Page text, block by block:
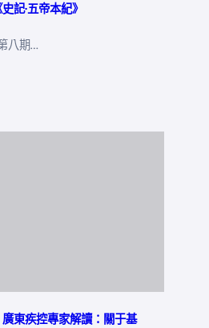
記·五帝本紀》
八期…
東疾控專家解讀：關于基